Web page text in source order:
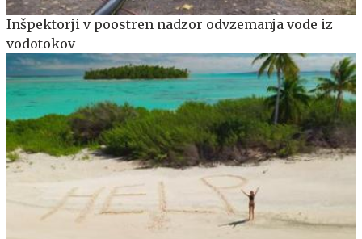
Inšpektorji v poostren nadzor odvzemanja vode iz
vodotokov